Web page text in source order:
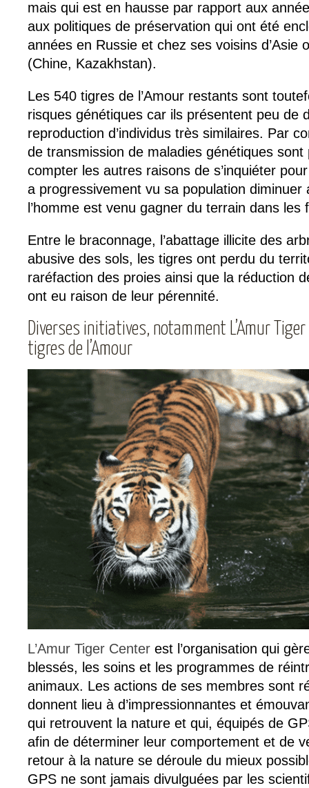
mais qui est en hausse par rapport aux
aux politiques de préservation qui ont été
années en Russie et chez ses voisins d’Asie
(Chine, Kazakhstan).
Les 540 tigres de l’Amour restants sont
risques génétiques car ils présentent peu de
reproduction d’individus très similaires. Par
de transmission de maladies génétiques
compter les autres raisons de s’inquiéter
a progressivement vu sa population
l’homme est venu gagner du terrain dans les
Entre le braconnage, l’abattage illicite des
abusive des sols, les tigres ont perdu du
raréfaction des proies ainsi que la réduction
ont eu raison de leur pérennité.
Diverses initiatives, notamment L’Amur
tigres de l’Amour
L’Amur Tiger Center est l’organisation qui
blessés, les soins et les programmes de
animaux. Les actions de ses membres sont
donnent lieu à d’impressionnantes et
qui retrouvent la nature et qui, équipés de
afin de déterminer leur comportement et de
retour à la nature se déroule du mieux
GPS ne sont jamais divulguées par les